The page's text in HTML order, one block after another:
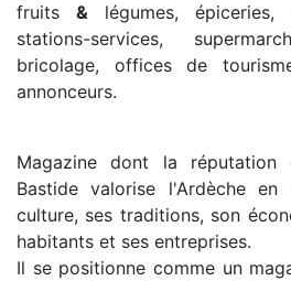
fruits & légumes, épiceries,
stations-services,
bricolage, offices de
annonceurs.
Magazine dont la
Bastide valorise l'Ardèche
culture, ses traditions, son
habitants et ses entreprises.
Il se positionne comme un